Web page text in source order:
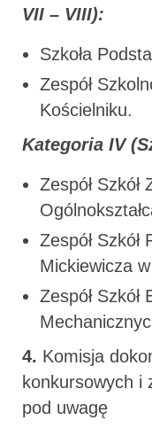
VII – VIII):
Szkoła
Zespół
Kościelniku.
Kategoria IV
Zespół Szkół
Zespół
Mickiewicza
Zespół Szkół
4. Komisja
konkursowych i
pod uwagę